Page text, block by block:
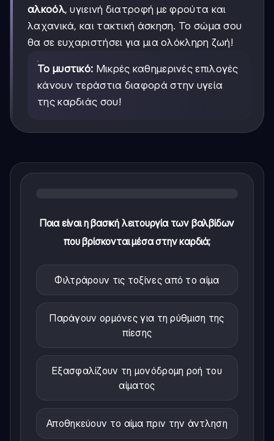
αλκοόλ, υγιεινή διατροφή με φρούτα και
λαχανικά, και τακτική άσκηση. Το σώμα σου
θα σε ευχαριστήσει για μια ολόκληρη ζωή!
Το μυστικό: Μικρές καθημερινές επιλογές
κάνουν τεράστια διαφορά στην υγεία
της καρδιάς σου!
Ποια είναι η βασική λειτουργία των βαλβίδων
που βρίσκονται μέσα στην καρδιά;
Φιλτράρουν τις τοξίνες από το αίμα
Παράγουν ορμόνες για τη ρύθμιση της
πίεσης
Εξασφαλίζουν τη μονόδρομη ροή του
αίματος
Αποθηκεύουν το αίμα πριν την άντληση